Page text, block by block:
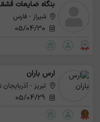
بنگاه ضایعات
شیراز - فارس
ارس باران
تبریز -